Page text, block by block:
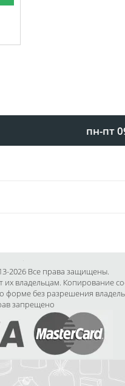
пн-пт
2026 Все права защищены.
их владельцам. Копирование
форме без разрешения
запрещено